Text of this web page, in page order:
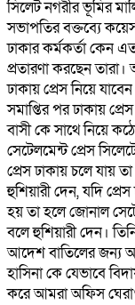
সিলেট নগরীর ভূমির
সভাপতির বক্তব্যে
ঢাকার কর্মকর্তা কেন
প্রতারণা করছেন
ঢাকায় প্রেস নিয়ে
সমাপ্তির পর ঢাকায়
বাসী কে সাথে নিয়ে
সেটেলমেন্ট প্রেস
প্রেস ঢাকায় চলে যায়
হুশিয়ারী দেন, যদি
হয় তা হলে জোনাল
বলে হুশিয়ারী দেন।
আদেশ বাতিলের জন্য
হাসিনা কে যেভাবে
করে আমরা অফিস